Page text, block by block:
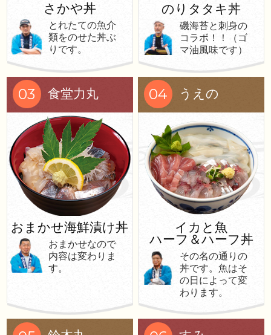
さかや丼
とれたての魚介
類をのせた丼ぶ
りです。
のりタタキ丼
磯海苔と刺身の
コラボ！！（ゴ
マ油風味です）
03 食堂力丸
おまかせ海鮮漬け丼
おまかせなので
内容は変わりま
す。
04 うえの
イカと魚
ハーフ＆ハーフ丼
その名の通りの
丼です。魚はそ
の日によって変
わります。